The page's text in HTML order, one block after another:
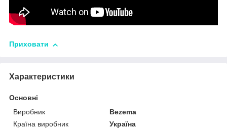
Приховати
Характеристики
Основні
Виробник
Bezema
Країна виробник
Україна